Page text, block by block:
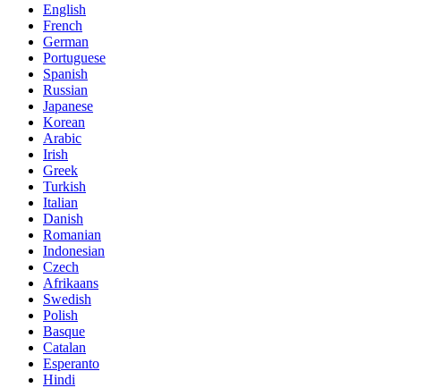
English
French
German
Portuguese
Spanish
Russian
Japanese
Korean
Arabic
Irish
Greek
Turkish
Italian
Danish
Romanian
Indonesian
Czech
Afrikaans
Swedish
Polish
Basque
Catalan
Esperanto
Hindi